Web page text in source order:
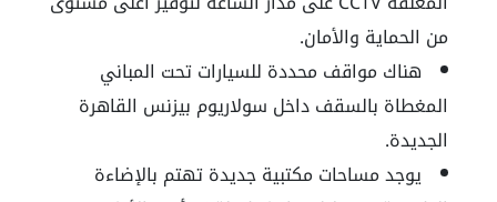
من الحماية والأمان.
هناك مواقف محددة للسيارات تحت المباني
المغطاة بالسقف داخل سولاريوم بيزنس القاهرة
الجديدة.
يوجد مساحات مكتبية جديدة تهتم بالإضاءة